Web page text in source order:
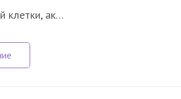
клетки, ак…